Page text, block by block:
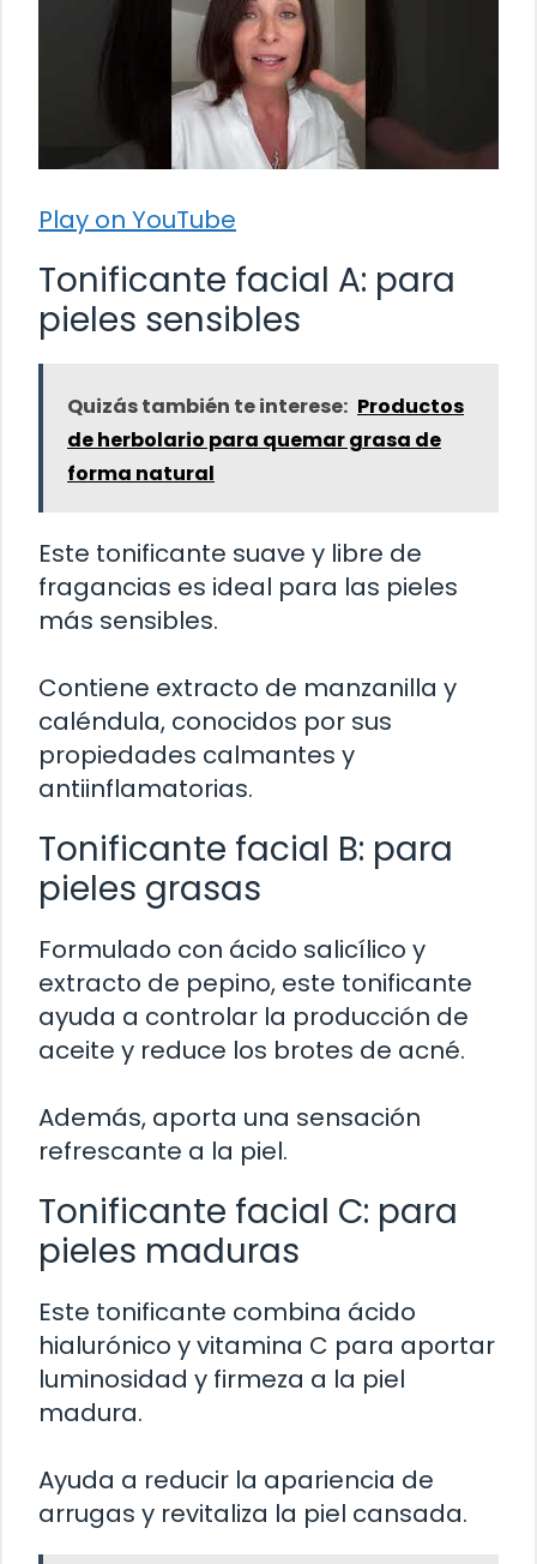
Play on YouTube
Tonificante facial A: para
pieles sensibles
Quizás también te interese: Productos
de herbolario para quemar grasa de
forma natural
Este tonificante suave y libre de
fragancias es ideal para las pieles
más sensibles.
Contiene extracto de manzanilla y
caléndula, conocidos por sus
propiedades calmantes y
antiinflamatorias.
Tonificante facial B: para
pieles grasas
Formulado con ácido salicílico y
extracto de pepino, este tonificante
ayuda a controlar la producción de
aceite y reduce los brotes de acné.
Además, aporta una sensación
refrescante a la piel.
Tonificante facial C: para
pieles maduras
Este tonificante combina ácido
hialurónico y vitamina C para aportar
luminosidad y firmeza a la piel
madura.
Ayuda a reducir la apariencia de
arrugas y revitaliza la piel cansada.